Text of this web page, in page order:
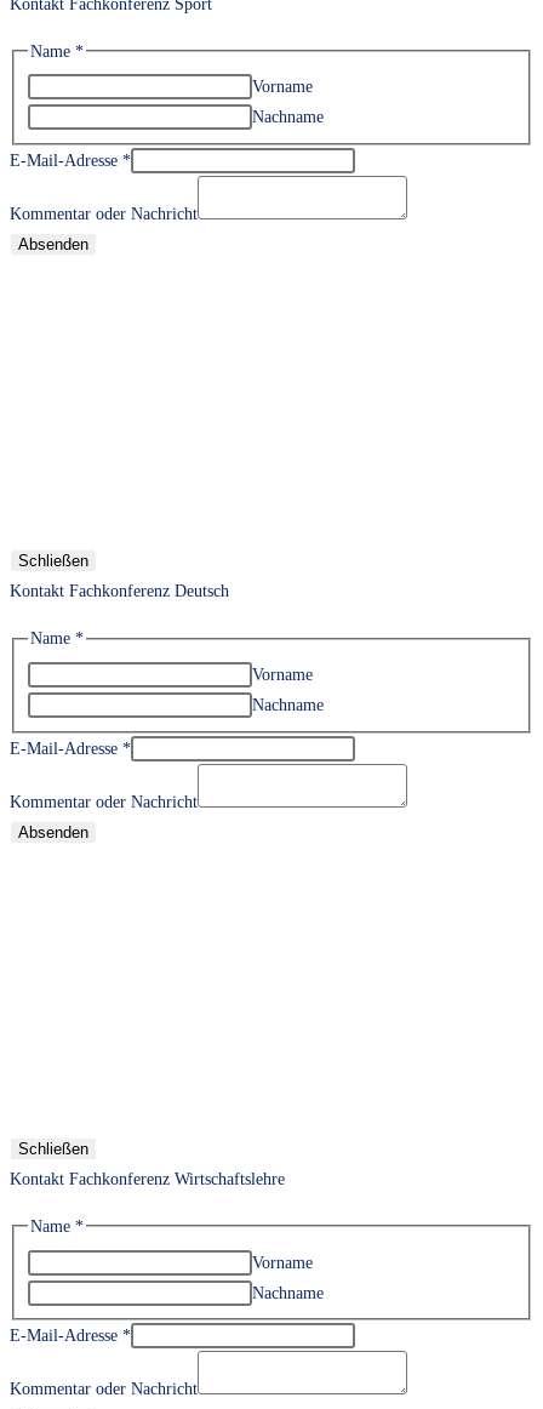
Kontakt Fachkonferenz Sport
Name *
Vorname
Nachname
E-Mail-Adresse *
Kommentar oder Nachricht
Absenden
Schließen
Kontakt Fachkonferenz Deutsch
Name *
Vorname
Nachname
E-Mail-Adresse *
Kommentar oder Nachricht
Absenden
Schließen
Kontakt Fachkonferenz Wirtschaftslehre
Name *
Vorname
Nachname
E-Mail-Adresse *
Kommentar oder Nachricht